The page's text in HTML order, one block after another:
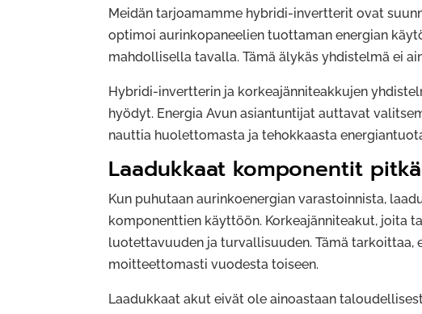
Meidän tarjoamamme hybridi-invertterit ovat
optimoi aurinkopaneelien tuottaman energian
mahdollisella tavalla. Tämä älykäs yhdistelmä ei
Hybridi-invertterin ja korkeajänniteakkujen
hyödyt. Energia Avun asiantuntijat auttavat
nauttia huolettomasta ja tehokkaasta
Laadukkaat komponentit
Kun puhutaan aurinkoenergian varastoinnista,
komponenttien käyttöön. Korkeajänniteakut, joita
luotettavuuden ja turvallisuuden. Tämä tarkoittaa,
moitteettomasti vuodesta toiseen.
Laadukkaat akut eivät ole ainoastaan